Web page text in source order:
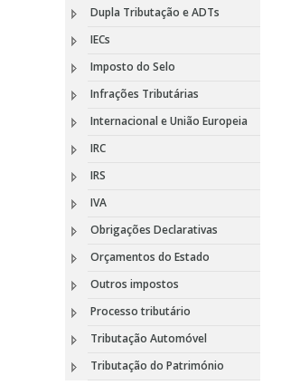
Dupla Tributação e ADTs
IECs
Imposto do Selo
Infrações Tributárias
Internacional e União Europeia
IRC
IRS
IVA
Obrigações Declarativas
Orçamentos do Estado
Outros impostos
Processo tributário
Tributação Automóvel
Tributação do Património